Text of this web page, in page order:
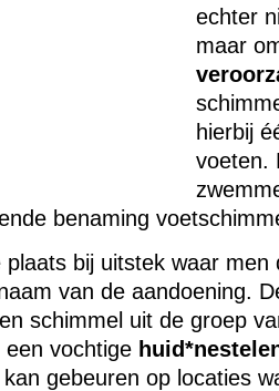
echter
maar
hierbij
voeten.
benaming
bij uitstek waar men
van de aandoening.
schimmel uit de groep
vochtige
gebeuren op locaties